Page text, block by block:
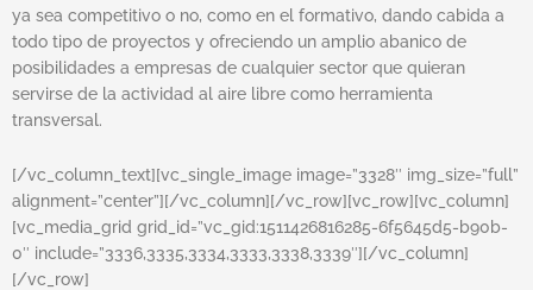
ya sea competitivo o no, como en el formativo, dando cabida a
todo tipo de proyectos y ofreciendo un amplio abanico de
posibilidades a empresas de cualquier sector que quieran
servirse de la actividad al aire libre como herramienta
transversal.
[/vc_column_text][vc_single_image image=”3328″ img_size=”full”
alignment=”center”][/vc_column][/vc_row][vc_row][vc_column]
[vc_media_grid grid_id=”vc_gid:1511426816285-6f5645d5-b90b-
0″ include=”3336,3335,3334,3333,3338,3339″][/vc_column]
[/vc_row]